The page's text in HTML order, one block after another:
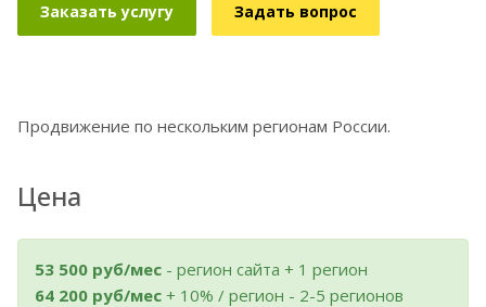
Заказать услугу Задать вопрос
Продвижение по нескольким регионам России.
Цена
53 500 руб/мес - регион сайта + 1 регион
64 200 руб/мес + 10% / регион - 2-5 регионов